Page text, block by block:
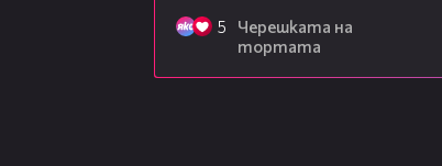
5
Черешката на
тортата